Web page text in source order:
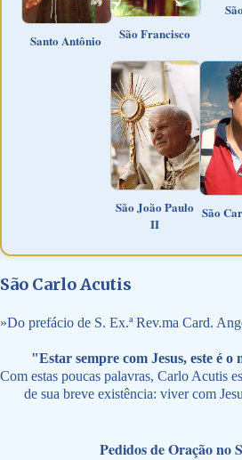
Santo Antônio São Francisco
São João Paulo
II
São
São Carlo Acutis
»Do prefácio de S. Ex.ª Rev.ma Card.
"Estar sempre com Jesus, este é
Com estas poucas palavras, Carlo Acutis
de sua breve existência: viver com
Pedidos de Oração no